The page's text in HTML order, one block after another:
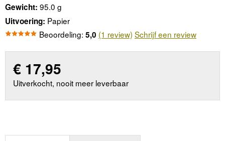
Gewicht: 95.0 g
Uitvoering: Papier
Beoordeling: 5,0 (1 review) Schrijf een review
€ 17,95
Uitverkocht, nooit meer leverbaar